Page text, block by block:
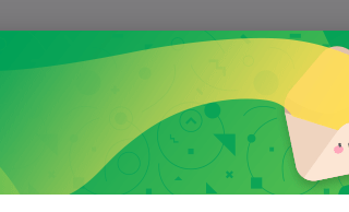
Palivový P 707